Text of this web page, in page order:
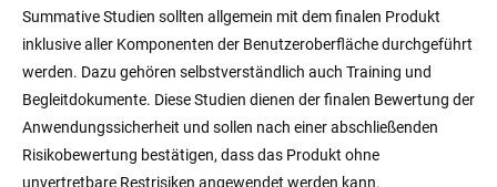
Summative Studien sollten allgemein mit dem finalen Produkt
inklusive aller Komponenten der Benutzeroberfläche durchgeführt
werden. Dazu gehören selbstverständlich auch Training und
Begleitdokumente. Diese Studien dienen der finalen Bewertung der
Anwendungssicherheit und sollen nach einer abschließenden
Risikobewertung bestätigen, dass das Produkt ohne
unvertretbare Restrisiken angewendet werden kann.